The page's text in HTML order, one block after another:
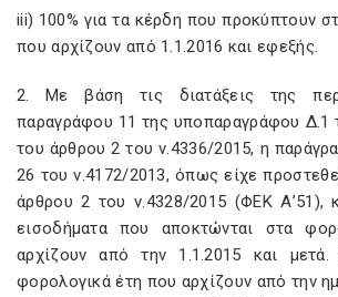
iii) 100% για τα κέρδη που προκύπτουν
που αρχίζουν από 1.1.2016 και εφεξής.
2. Με βάση τις διατάξεις της
παραγράφου 11 της υποπαραγράφου Δ.1
του άρθρου 2 του ν.4336/2015, η
26 του ν.4172/2013, όπως είχε
άρθρου 2 του ν.4328/2015 (ΦΕΚ Α’51),
εισοδήματα που αποκτώνται στα
αρχίζουν από την 1.1.2015 και
φορολογικά έτη που αρχίζουν από την